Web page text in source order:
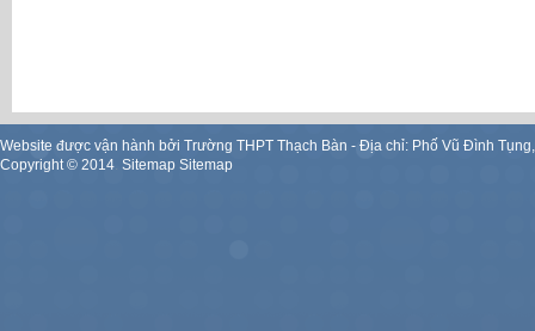
Website được vận hành bởi Trường THPT Thạch Bàn - Địa chỉ: Phố Vũ Đình
Copyright © 2014. Sitemap Sitemap